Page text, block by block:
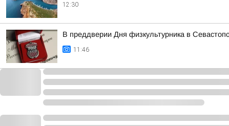
12:30
В преддверии Дня физкультурника в
11:46